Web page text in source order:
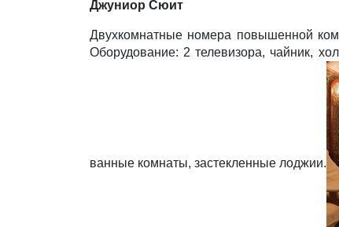
Джуниор Сюит
Двухкомнатные номера повышенной
Оборудование: 2 телевизора, чайник,
ванные комнаты, застекленные лоджии.